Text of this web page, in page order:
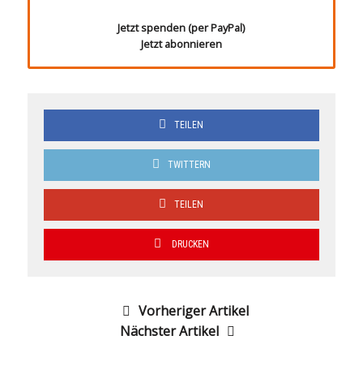
Jetzt spenden (per PayPal)
Jetzt abonnieren
TEILEN
TWITTERN
TEILEN
DRUCKEN
Vorheriger Artikel
Nächster Artikel